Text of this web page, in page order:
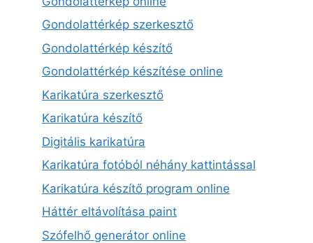
Gondolattérkép szerkesztő
Gondolattérkép készítő
Gondolattérkép készítése online
Karikatúra szerkesztő
Karikatúra készítő
Digitális karikatúra
Karikatúra fotóból néhány kattintással
Karikatúra készítő program online
Háttér eltávolítása paint
Szófelhő generátor online